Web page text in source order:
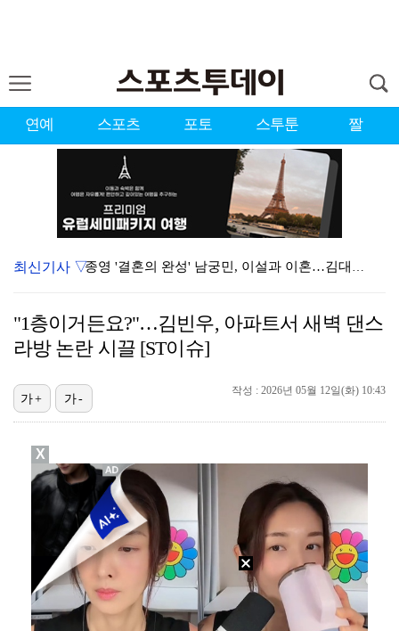
연예 스포츠 포토 스투툰 짤
종영 '결혼의 완성' 남궁민, 이설과 이혼…김대명·우지…
'미우새' 탁재훈, 50대 마지막 생일날 '아근진' 폐…
'7번' 이강인, 한국 팬들 앞에서 AT마드리드 데뷔……
한소희, 청순미 벗고 파격 탈색 머리…강렬 아우라 [스…
[ST포토] 리센느 메이, '안녕~'
[ST포토] 제나, '경주공주'
[ST포토] 이강인, 경기서 만난 '2살 절친형' 돈나…
최신기사 ▽
"1층이거든요?"…김빈우, 아파트서 새벽 댄스
라방 논란 시끌 [ST이슈]
작성 : 2026년 05월 12일(화) 10:43
가+ 가-
X